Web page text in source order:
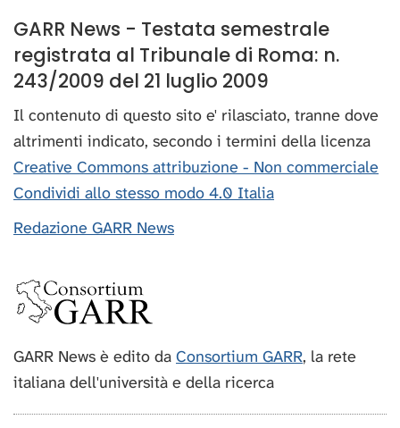
GARR News - Testata semestrale
registrata al Tribunale di Roma: n.
243/2009 del 21 luglio 2009
Il contenuto di questo sito e' rilasciato, tranne dove
altrimenti indicato, secondo i termini della licenza
Creative Commons attribuzione - Non commerciale
Condividi allo stesso modo 4.0 Italia
Redazione GARR News
GARR News è edito da Consortium GARR, la rete
italiana dell'università e della ricerca